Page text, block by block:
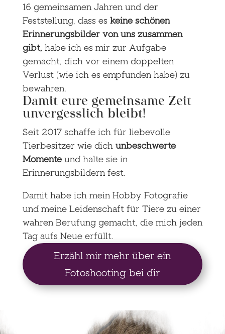
16 gemeinsamen Jahren und der
Feststellung, dass es keine schönen
Erinnerungsbilder von uns zusammen
gibt, habe ich es mir zur Aufgabe
gemacht, dich vor einem doppelten
Verlust (wie ich es empfunden habe) zu
bewahren.
Damit eure gemeinsame Zeit
unvergesslich bleibt!
Seit 2017 schaffe ich für liebevolle
Tierbesitzer wie dich unbeschwerte
Momenteund halte sie in
Erinnerungsbildern fest.
Damit habe ich mein Hobby Fotografie
und meine Leidenschaft für Tiere zu einer
wahren Berufung gemacht, die mich jeden
Tag aufs Neue erfüllt.
Erzähl mir mehr über ein
Fotoshooting bei dir